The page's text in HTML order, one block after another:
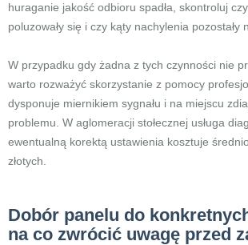
huraganie jakość odbioru spadła, skontroluj
poluzowały się i czy kąty nachylenia pozostały
W przypadku gdy żadna z tych czynności nie
warto rozważyć skorzystanie z pomocy
dysponuje miernikiem sygnału i na miejscu
problemu. W aglomeracji stołecznej usługa
ewentualną korektą ustawienia kosztuje
złotych.
Dobór panelu do
na co zwrócić uwagę przed